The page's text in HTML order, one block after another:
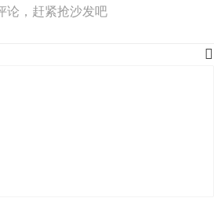
论，赶紧抢沙发吧
